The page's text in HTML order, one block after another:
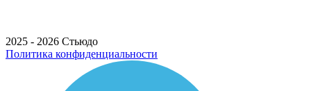
2025 - 2026 Стьюдо
Политика конфиденциальности